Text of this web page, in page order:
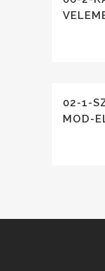
02-1-
MOD-